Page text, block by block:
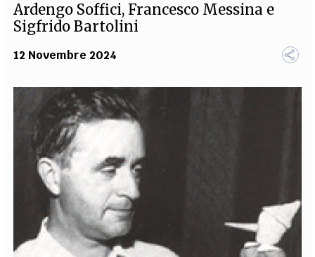
INNOVAZIONE
TEAM
FILODIRITTO REDAZIONE COMITATO SCIENTIFICO
FOTOGRAFI
PARTNER
EXTRA
CODICI RUBRICHE LIBRI PROCEEDINGS
SOCIAL MEDIA
Ardengo Soffici, Francesco Messina e
Sigfrido Bartolini
12 Novembre 2024